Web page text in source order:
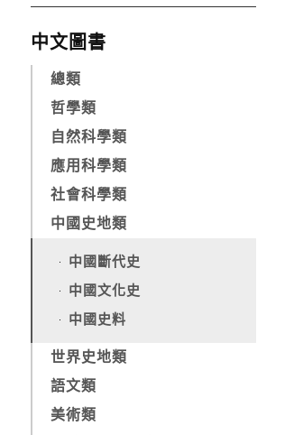
中文圖書
總類
哲學類
自然科學類
應用科學類
社會科學類
中國史地類
中國斷代史
中國文化史
中國史料
世界史地類
語文類
美術類